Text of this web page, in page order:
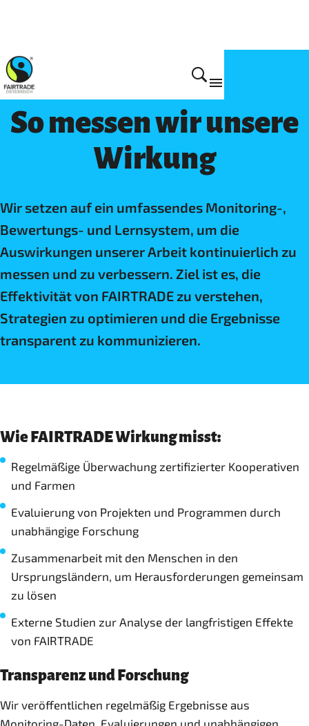
Wirkung
So messen wir unsere
Wirkung
Wir setzen auf ein umfassendes Monitoring-,
Bewertungs- und Lernsystem, um die
Auswirkungen unserer Arbeit kontinuierlich zu
messen und zu verbessern. Ziel ist es, die
Effektivität von FAIRTRADE zu verstehen,
Strategien zu optimieren und die Ergebnisse
transparent zu kommunizieren.
Wie FAIRTRADE Wirkung misst:
Regelmäßige Überwachung zertifizierter Kooperativen
und Farmen
Evaluierung von Projekten und Programmen durch
unabhängige Forschung
Zusammenarbeit mit den Menschen in den
Ursprungsländern, um Herausforderungen gemeinsam
zu lösen
Externe Studien zur Analyse der langfristigen Effekte
von FAIRTRADE
Transparenz und Forschung
Wir veröffentlichen regelmäßig Ergebnisse aus
Monitoring-Daten, Evaluierungen und unabhängigen